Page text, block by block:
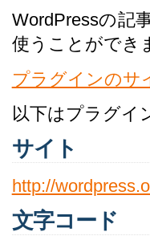
WordPressの記
使うことができ
プラグインのサ
以下はプラグイ
サイト
http://
文字コード